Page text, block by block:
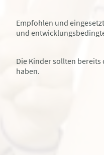
Empfohlen und
und
Die Kinder sollten bereits
haben.